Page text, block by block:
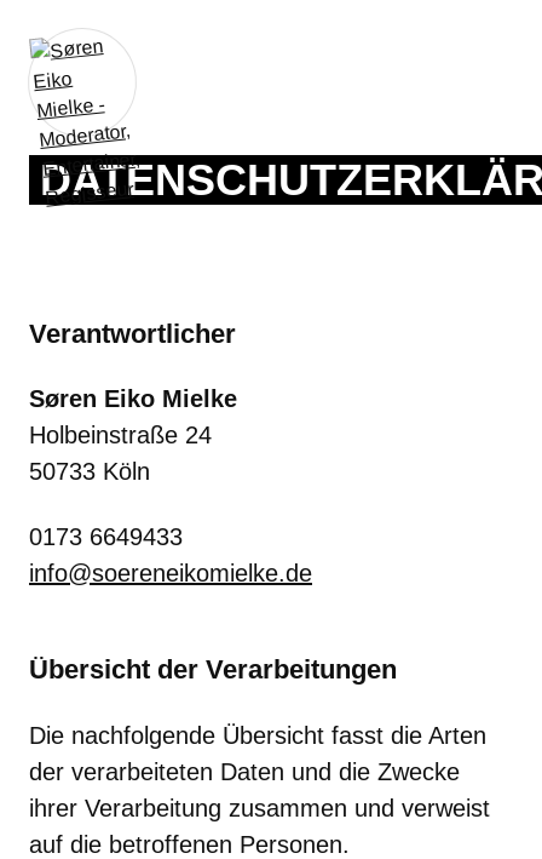
Verantwortlicher
Søren Eiko Mielke
Holbeinstraße 24
50733 Köln
0173 6649433
info@soereneikomielke.de
Übersicht der Verarbeitungen
Die nachfolgende Übersicht fasst die Arten
der verarbeiteten Daten und die Zwecke
ihrer Verarbeitung zusammen und verweist
auf die betroffenen Personen.